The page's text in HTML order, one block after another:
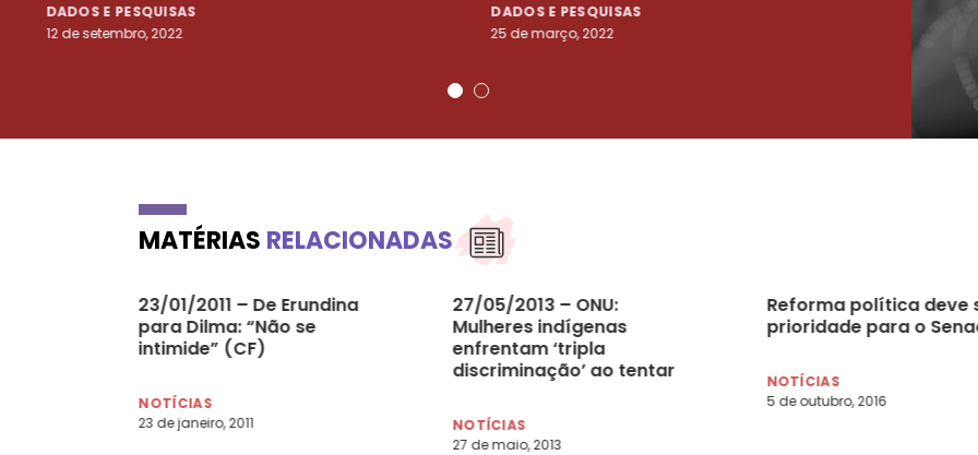
DADOS E PESQUISAS
12 de setembro, 2022
DADOS E PESQUISAS
25 de março, 2022
23
MATÉRIAS RELACIONADAS
23/01/2011 – De Erundina
para Dilma: “Não se
intimide” (CF)
NOTÍCIAS
23 de janeiro, 2011
27/05/2013 – ONU:
Mulheres indígenas
enfrentam ‘tripla
discriminação’ ao tentar
NOTÍCIAS
27 de maio, 2013
Reforma política deve
prioridade para o
NOTÍCIAS
5 de outubro, 2016